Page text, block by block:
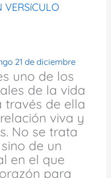
VERSíCULO
21 de diciembre
uno de los
de la vida
través de ella
viva y
No se trata
de un
en el que
para